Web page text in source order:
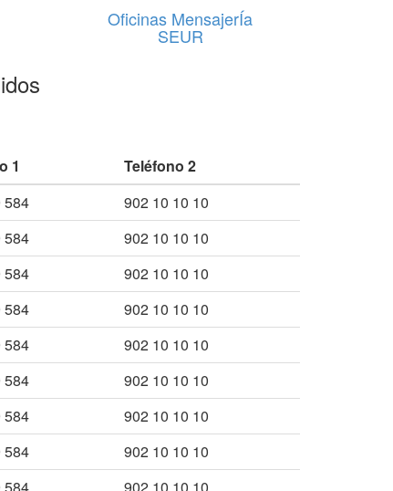
Oficinas MensajerÍa
SEUR
1
Teléfono 2
584
902 10 10 10
584
902 10 10 10
584
902 10 10 10
584
902 10 10 10
584
902 10 10 10
584
902 10 10 10
584
902 10 10 10
584
902 10 10 10
584
902 10 10 10